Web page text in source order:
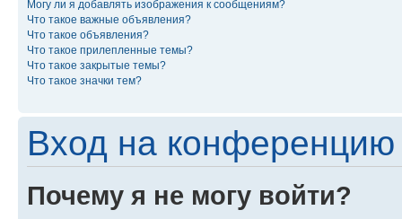
Могу ли я добавлять изображения к сообщениям?
Что такое важные объявления?
Что такое объявления?
Что такое прилепленные темы?
Что такое закрытые темы?
Что такое значки тем?
Вход на конференцию
Почему я не могу войти?